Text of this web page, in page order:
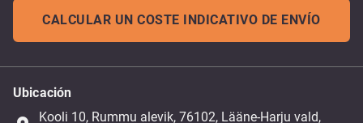
CALCULAR UN COSTE INDICATIVO DE ENVÍO
Ubicación
Kooli 10, Rummu alevik, 76102, Lääne-Harju vald,